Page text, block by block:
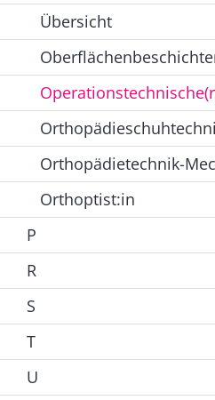
Übersicht
Orthopädietechnik-
Orthoptist:in
P
R
S
T
U